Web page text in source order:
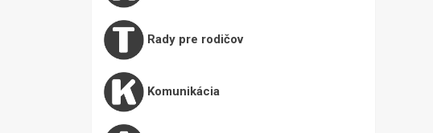
Rady pre rodičov
Komunikácia